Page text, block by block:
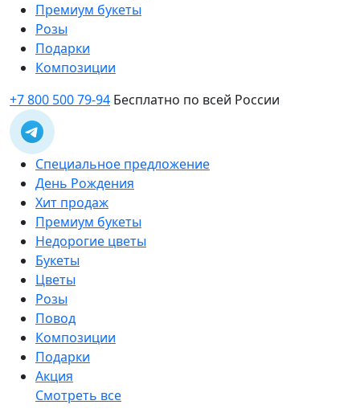
Премиум букеты
Розы
Подарки
Композиции
+7 800 500 79-94 Бесплатно по всей России
Специальное предложение
День Рождения
Хит продаж
Премиум букеты
Недорогие цветы
Букеты
Цветы
Розы
Повод
Композиции
Подарки
Акция
Смотреть все